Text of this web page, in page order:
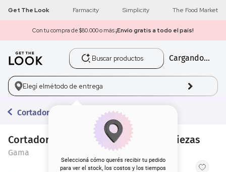
Get The Look Farmacity Simplicity The Food Market
Con tu compra de $80.000 o más¡Envío gratis a todo el país!
Buscar productos
Cargando...
Elegí elmétodo de entrega
Seleccioná cómo querés recibir tu pedido
para ver el stock, los costos y los tiempos
Cortadoras de Pelo
Cortadora de Pelo Gama GM 566 13 Piezas
Gama
1 get the look
2 máscara pestañas
3.
5. corrector